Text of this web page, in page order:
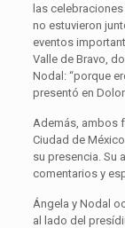
las
no estuvieron
eventos
Valle de Bravo,
Nodal: “porque
presentó en
Además, ambos
Ciudad de
su presencia. Su
comentarios y
Ángela y Nodal
al lado del